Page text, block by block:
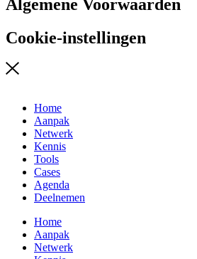
Algemene Voorwaarden
Cookie-instellingen
Home
Aanpak
Netwerk
Kennis
Tools
Cases
Agenda
Deelnemen
Home
Aanpak
Netwerk